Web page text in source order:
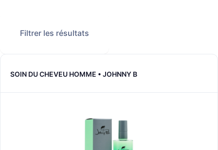
Filtrer les résultats
SOIN DU CHEVEU HOMME • JOHNNY B